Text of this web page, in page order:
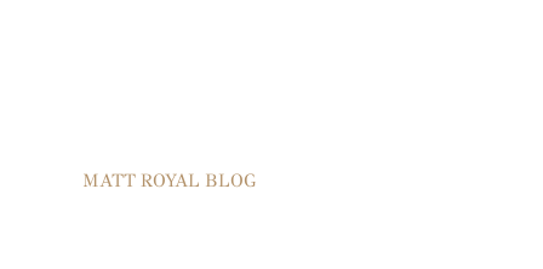
MATT ROYAL BLOG